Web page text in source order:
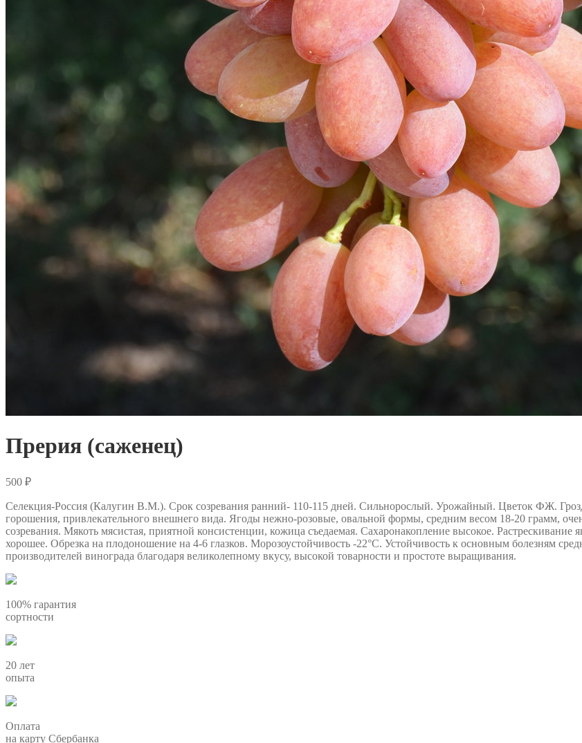
Прерия (саженец)
500 ₽
Селекция-Россия (Калугин В.М.). Срок созревания ранний- 110-115 дней. Сильнорослый. Урожайный. Цветок ФЖ.
горошения, привлекательного внешнего вида. Ягоды нежно-розовые, овальной формы, средним весом 18-20 грамм,
созревания. Мякоть мясистая, приятной консистенции, кожица съедаемая. Сахаронакопление высокое.
хорошее. Обрезка на плодоношение на 4-6 глазков. Морозоустойчивость -22°С. Устойчивость к основным болезням
производителей винограда благодаря великолепному вкусу, высокой товарности и простоте выращивания.
100% гарантия
сортности
20 лет
опыта
Оплата
на карту Сбербанка